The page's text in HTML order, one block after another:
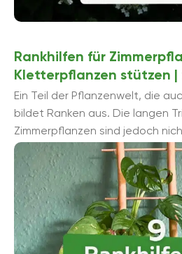
Rankhilfen für
Kletterpflanzen stützen |
Ein Teil der Pflanzenwelt, die
bildet Ranken aus. Die langen
Zimmerpflanzen sind jedoch
allein aufrecht zu halten,